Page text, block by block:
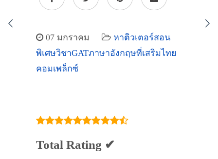
07 มกราคม
หาติวเตอร์สอน
พิเศษวิชาGATภาษาอังกฤษที่เสริมไทย
คอมเพล็กซ์
Total Rating ✔